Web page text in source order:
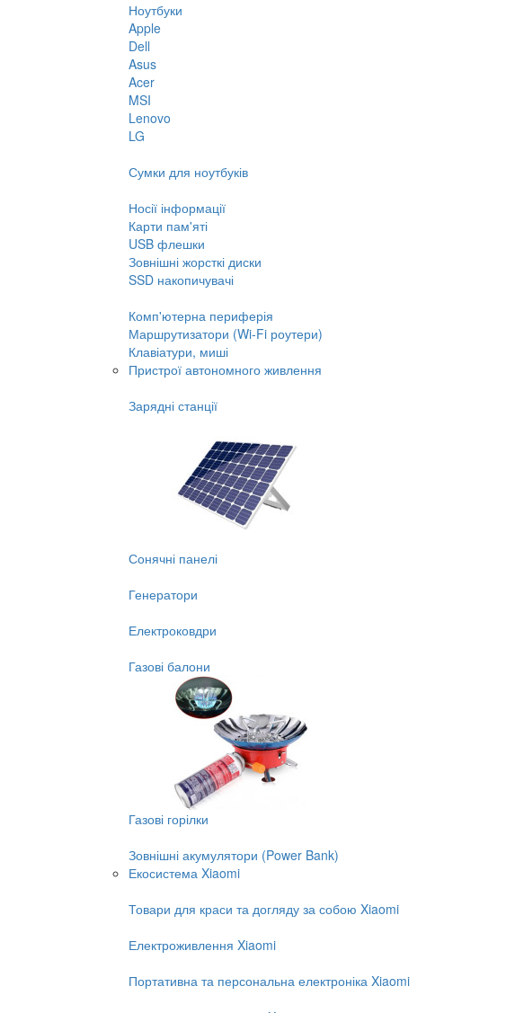
Ноутбуки
Apple
Dell
Asus
Acer
MSI
Lenovo
LG
Сумки для ноутбуків
Носії інформації
Карти пам'яті
USB флешки
Зовнішні жорсткі диски
SSD накопичувачі
Комп'ютерна периферія
Маршрутизатори (Wi-Fi роутери)
Клавіатури, миші
Пристрої автономного живлення
Зарядні станції
Сонячні панелі
Генератори
Електроковдри
Газові балони
Газові горілки
Зовнішні акумулятори (Power Bank)
Екосистема Xiaomi
Товари для краси та догляду за собою Xiaomi
Електроживлення Xiaomi
Портативна та персональна електроніка Xiaomi